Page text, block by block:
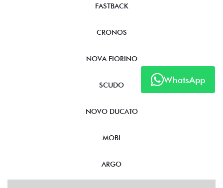
WhatsApp
FASTBACK
CRONOS
NOVA FIORINO
SCUDO
NOVO DUCATO
MOBI
ARGO